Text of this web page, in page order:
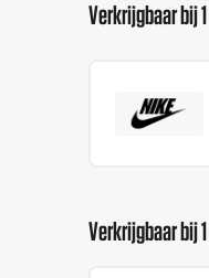
Verkrijgbaar bij
Verkrijgbaar bij